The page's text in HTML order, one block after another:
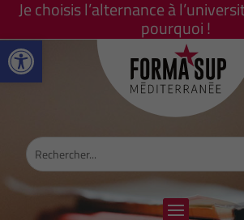
Ouvrir la barre d’outils
Je choisis l’alternance à
pourquoi !